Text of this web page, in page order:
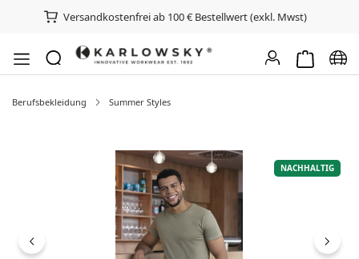
Versandkostenfrei ab 100 € Bestellwert (exkl. Mwst)
Berufsbekleidung Summer Styles
Bildergalerie überspringen
NACHHALTIG